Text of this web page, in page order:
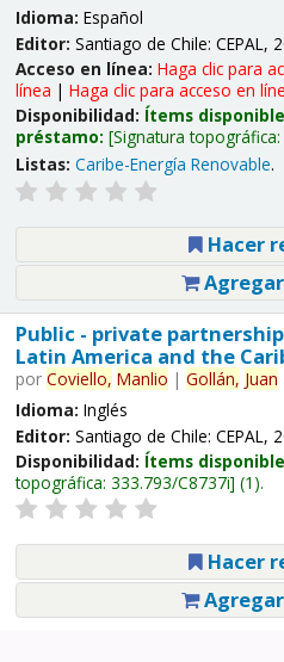
Idioma: Español
Editor: Santiago de Chile: CEPAL,
Acceso en línea: Haga clic para
línea | Haga clic para acceso en
Disponibilidad: Ítems
préstamo: Signatura topográfica:
Listas: Caribe-Energía Renovable.
Hacer
Public - private
Latin America and the
por Coviello, Manlio | Gollán, Juan
Idioma: Inglés
Editor: Santiago de Chile: CEPAL,
Disponibilidad: Ítems
topográfica: 333.793/C8737i (1).
Hacer